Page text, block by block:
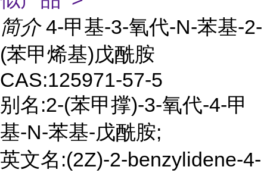
简介 4-甲基-3-氧代-N-苯基-2-
(苯甲烯基)戊酰胺
CAS:125971-57-5
别名:2-(苯甲撑)-3-氧代-4-甲
基-N-苯基-戊酰胺;
英文名:(2Z)-2-benzylidene-4-